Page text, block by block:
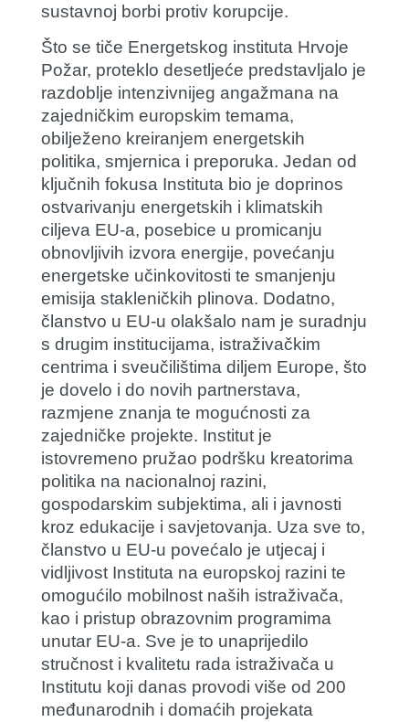
sustavnoj borbi protiv korupcije.
Što se tiče Energetskog instituta Hrvoje
Požar, proteklo desetljeće predstavljalo je
razdoblje intenzivnijeg angažmana na
zajedničkim europskim temama,
obilježeno kreiranjem energetskih
politika, smjernica i preporuka. Jedan od
ključnih fokusa Instituta bio je doprinos
ostvarivanju energetskih i klimatskih
ciljeva EU-a, posebice u promicanju
obnovljivih izvora energije, povećanju
energetske učinkovitosti te smanjenju
emisija stakleničkih plinova. Dodatno,
članstvo u EU-u olakšalo nam je suradnju
s drugim institucijama, istraživačkim
centrima i sveučilištima diljem Europe, što
je dovelo i do novih partnerstava,
razmjene znanja te mogućnosti za
zajedničke projekte. Institut je
istovremeno pružao podršku kreatorima
politika na nacionalnoj razini,
gospodarskim subjektima, ali i javnosti
kroz edukacije i savjetovanja. Uza sve to,
članstvo u EU-u povećalo je utjecaj i
vidljivost Instituta na europskoj razini te
omogućilo mobilnost naših istraživača,
kao i pristup obrazovnim programima
unutar EU-a. Sve je to unaprijedilo
stručnost i kvalitetu rada istraživača u
Institutu koji danas provodi više od 200
međunarodnih i domaćih projekata